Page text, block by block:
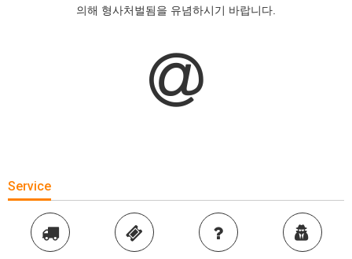
의해 형사처벌됨을 유념하시기 바랍니다.
Service